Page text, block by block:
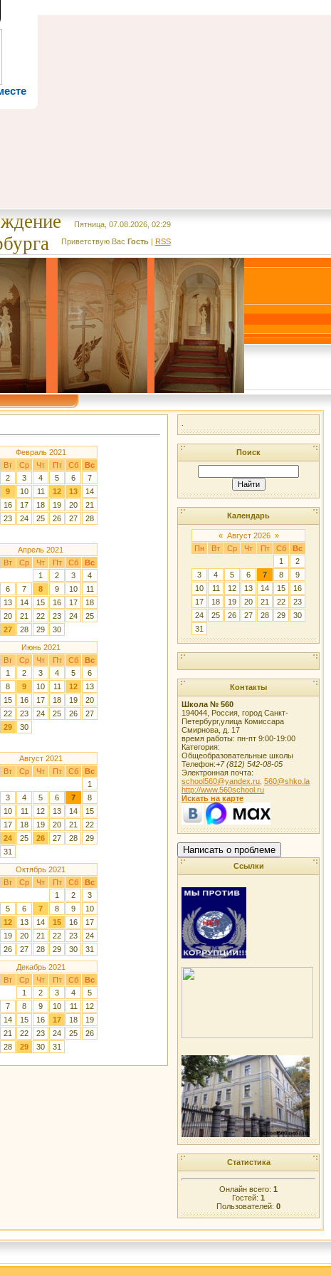
Пятница, 07.08.2026, 02:29
Приветствую Вас Гость| RSS
Февраль 2021
Вт Ср Чт Пт Сб
Вс
2 3 4 5 6
7
9 10 11 12 13
14
16 17 18 19 20
21
23 24 25 26 27 28
Апрель 2021
Вт Ср Чт Пт Сб
Вс
1
2 3
4
6 7 8 9 10
11
13 14 15 16 17
18
20 21 22 23 24
25
27 28 29 30
Июнь 2021
Вт Ср Чт Пт Сб
Вс
1
2 3 4 5
6
8 9 10 11 12
13
15 16 17 18 19
20
22 23 24 25 26
27
29 30
Август 2021
Вт Ср Чт Пт Сб
Вс
1
3 4 5 6 7
8
10 11 12 13 14
15
17 18 19 20 21
22
24 25 26 27 28
29
31
Октябрь 2021
Вт Ср Чт Пт Сб
Вс
1
2
3
5 6 7 8 9
10
12 13 14 15 16
17
19 20 21 22 23
24
26 27 28 29 30 31
Декабрь 2021
Вт Ср Чт Пт Сб
Вс
1
2 3 4
5
7 8 9 10 11
12
14 15 16 17 18
19
21 22 23 24 25
26
28 29 30 31
Поиск
Календарь
« Август 2026 »
Пн
Вт Ср Чт Пт Сб
Вс
1
2
3
4 5 6 7 8
9
10
11 12 13 14 15
16
17
18 19 20 21 22
23
24
25 26 27 28 29
30
31
Контакты
Школа № 560
194044 Россия город Санкт-
Петербург,улица Комиссара
Смирнова, д. 17
время работы: пн-пт 9:00-19:00
Категория:
Общеобразовательные школы
Телефон:+7 (812) 542-08-05
Электронная почта:
school560@yandex.ru, 560@shko.la
http://www.560school.ru
Искать на карте
Написать о проблеме
Ссылки
Статистика
Онлайн всего: 1
Гостей: 1
Пользователей: 0